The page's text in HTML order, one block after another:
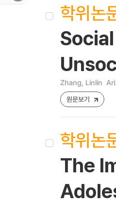
학위논
Zhang, Linlin
원문보기
학위논
The